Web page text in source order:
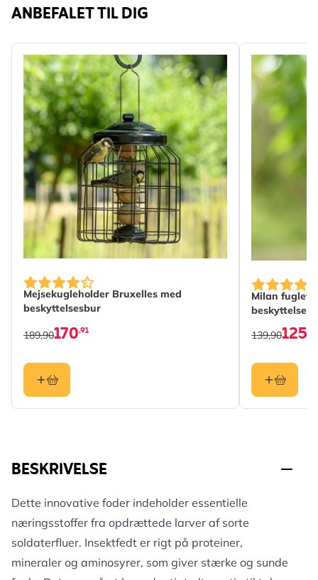
ANBEFALET TIL DIG
Mejsekugleholder Bruxelles med
beskyttelsesbur
170,91
189,90
Milan
125
139,90
BESKRIVELSE
Dette innovative foder indeholder essentielle
næringsstoffer fra opdrættede larver af sorte
soldaterfluer. Insektfedt er rigt på proteiner,
mineraler og aminosyrer, som giver stærke og sunde